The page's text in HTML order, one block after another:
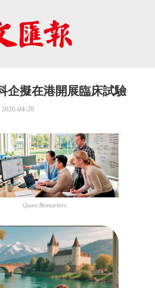
企擬在港開展臨床試驗
2026-04-28
Quant Biomarkers